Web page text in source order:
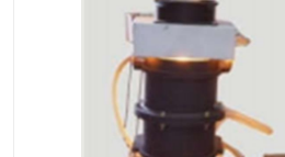
红外辐射加热模块
红外加热元件
高端红外加热实验设备